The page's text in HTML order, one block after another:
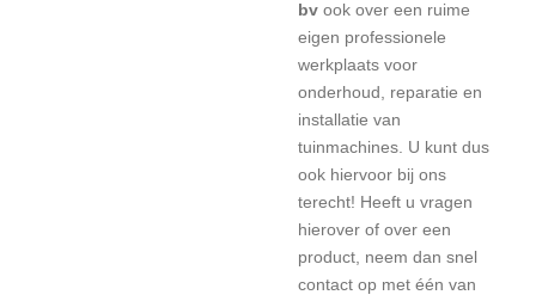
bv ook over een ruime
eigen professionele
werkplaats voor
onderhoud, reparatie en
installatie van
tuinmachines. U kunt dus
ook hiervoor bij ons
terecht! Heeft u vragen
hierover of over een
product, neem dan snel
contact op met één van